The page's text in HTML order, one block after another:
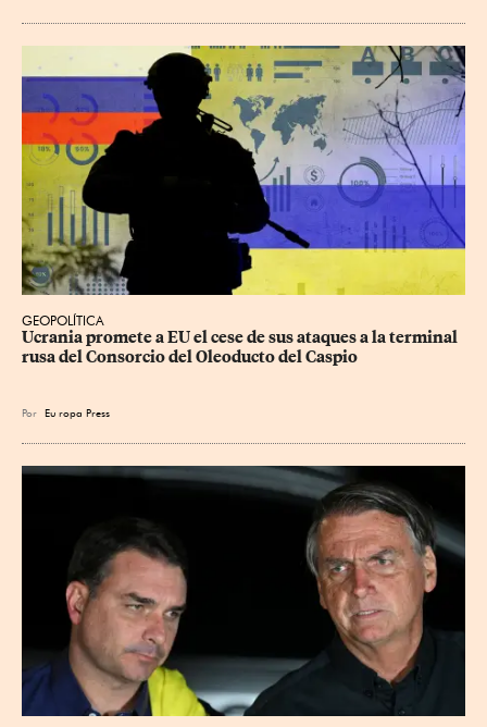
GEOPOLÍTICA
Ucrania promete a EU el cese de sus ataques a la terminal
rusa del Consorcio del Oleoducto del Caspio
Por Eu ropa Press